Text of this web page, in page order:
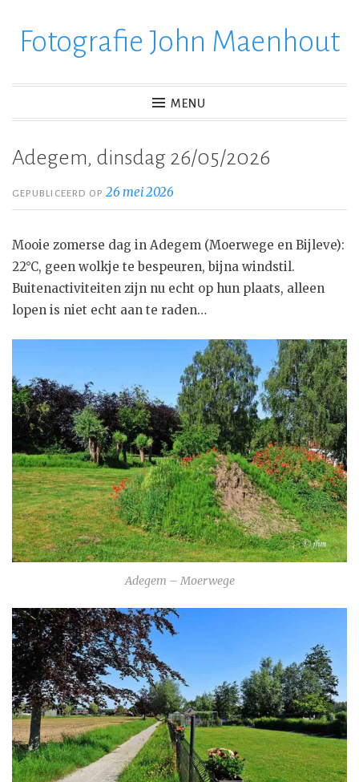
verderFotografie John Maenhout
MENU
Adegem, dinsdag 26/05/2026
GEPUBLICEERD OP26 mei 2026
Mooie zomerse dag in Adegem (Moerwege en Bijleve):
22°C, geen wolkje te bespeuren, bijna windstil.
Buitenactiviteiten zijn nu echt op hun plaats, alleen
lopen is niet echt aan te raden…
Adegem – Moerwege